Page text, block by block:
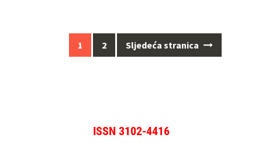
1 2 Sljedeća stranica
ISSN 3102-4416